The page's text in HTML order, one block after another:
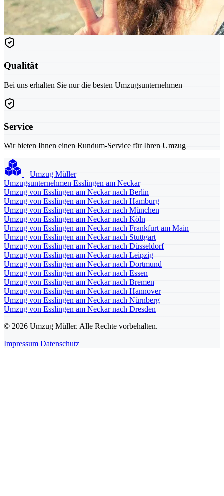
Qualität
Bei uns erhalten Sie nur die besten Umzugsunternehmen
Service
Wir bieten Ihnen einen Rundum-Service für Ihren Umzug
Umzug Müller
Umzugsunternehmen Esslingen am Neckar
Umzug von Esslingen am Neckar nach Berlin
Umzug von Esslingen am Neckar nach Hamburg
Umzug von Esslingen am Neckar nach München
Umzug von Esslingen am Neckar nach Köln
Umzug von Esslingen am Neckar nach Frankfurt am Main
Umzug von Esslingen am Neckar nach Stuttgart
Umzug von Esslingen am Neckar nach Düsseldorf
Umzug von Esslingen am Neckar nach Leipzig
Umzug von Esslingen am Neckar nach Dortmund
Umzug von Esslingen am Neckar nach Essen
Umzug von Esslingen am Neckar nach Bremen
Umzug von Esslingen am Neckar nach Hannover
Umzug von Esslingen am Neckar nach Nürnberg
Umzug von Esslingen am Neckar nach Dresden
© 2026 Umzug Müller. Alle Rechte vorbehalten.
Impressum Datenschutz